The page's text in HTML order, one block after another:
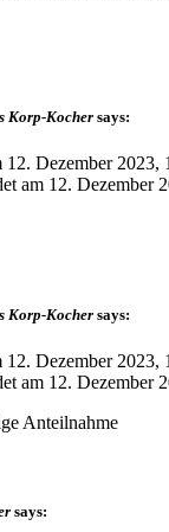
Korp-Kocher says:
12. Dezember 2023,
am 12. Dezember
Korp-Kocher says:
12. Dezember 2023,
am 12. Dezember
Anteilnahme
says: